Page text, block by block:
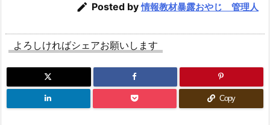
 Posted by情報教材暴露おやじ 管理人
よろしければシェアお願いします
Copy